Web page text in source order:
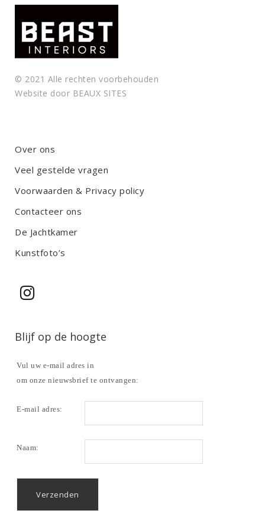
© 2021 Alle rechten voorbehouden
Website door BEAUX SITES
Over ons
Veel gestelde vragen
Voorwaarden & Privacy policy
Contacteer ons
De Jachtkamer
Kunstfoto’s
Blijf op de hoogte
Vul uw e-mail adres in
om onze nieuwsbrief te ontvangen:
E-mail adres:
Naam: